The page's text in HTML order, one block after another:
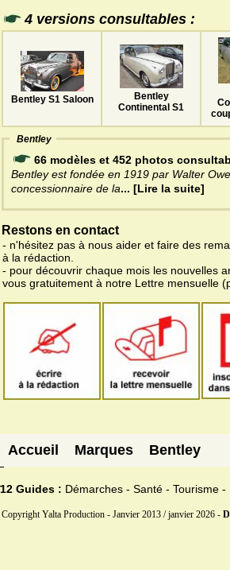
4 versions consultables :
Bentley S1 Saloon
Bentley
Continental S1
Bentley
66 modèles et 452 photos
Bentley est fondée en 1919 par Walter
concessionnaire de la... [Lire la suite]
Restons en contact
- n'hésitez pas à nous aider et faire des
à la rédaction.
- pour découvrir chaque mois les nouvelles
vous gratuitement à notre Lettre mensuelle
Accueil Marques Bentley
12 Guides : Démarches - Santé - Tourisme
Copyright Yalta Production - Janvier 2013 / janvier 2026 -